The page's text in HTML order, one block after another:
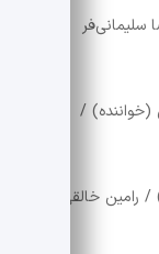
/
رامین خالقی